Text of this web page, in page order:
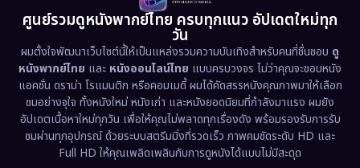
Disaster (13)
Disney+ (5)
Documentary สารคดี (93)
Drama ดราม่า (1,460)
Dystopian (17)
1978
1974
1962
ศูนย์รวมดูหนังพากย์ไทย ครบทุกแนว อัปเดตใหม่ทุก
วัน
ผมตั้งใจพัฒนาเว็บไซต์นี้ให้เป็นแหล่งรวมความบันเทิงสำหรับคนที่ชื่นชอบ ดู
หนังพากย์ไทย และ หนังออนไลน์ไทย แบบครบวงจร ไม่ว่าคุณจะชอบหนัง
แอคชั่น ดราม่า โรแมนติก หรือคอมเมดี้ ผมได้คัดสรรหนังคุณภาพมาให้เลือก
ชมอย่างจุใจ ทั้งหนังใหม่ หนังเก่า และหนังยอดนิยมที่กำลังมาแรง ผมยัง
อัปเดตเนื้อหาใหม่ทุกวัน เพื่อให้คุณไม่พลาดทุกเรื่องดัง พร้อมรองรับการรับ
ชมผ่านทุกอุปกรณ์ ด้วยระบบสตรีมมิ่งที่รวดเร็ว ภาพคมชัดระดับ HD และ
Full HD ให้คุณเพลิดเพลินกับการดูหนังได้แบบไม่มีสะดุด